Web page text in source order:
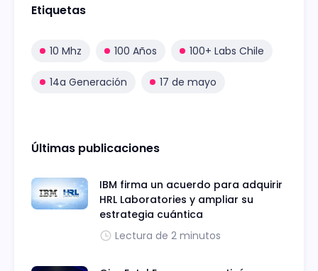
Etiquetas
10 Mhz 100 Años 100+ Labs Chile
14a Generación 17 de mayo
Últimas publicaciones
IBM firma un acuerdo para adquirir
HRL Laboratories y ampliar su
estrategia cuántica
Lectura de 2 minutos